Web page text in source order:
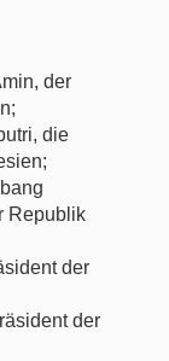
der
die
Republik
der
der